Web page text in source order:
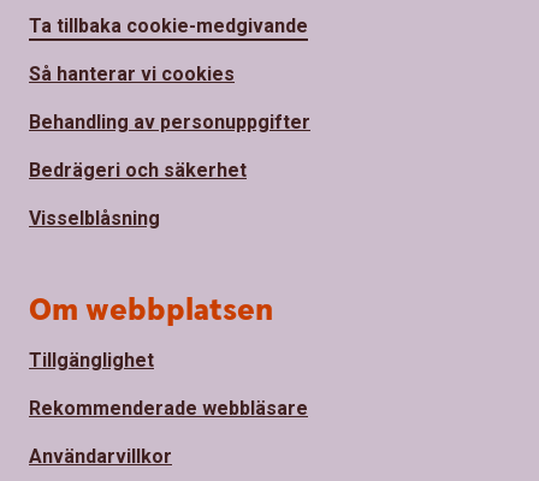
Ta tillbaka cookie-medgivande
Så hanterar vi cookies
Behandling av personuppgifter
Bedrägeri och säkerhet
Visselblåsning
Om webbplatsen
Tillgänglighet
Rekommenderade webbläsare
Användarvillkor